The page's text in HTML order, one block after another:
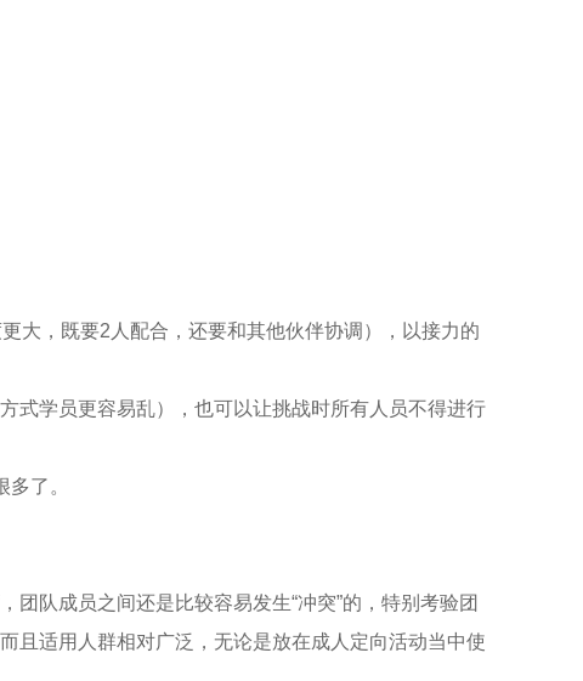
大，既要2人配合，还要和其他伙伴协调），以接力的
式学员更容易乱），也可以让挑战时所有人员不得进行
了。
队成员之间还是比较容易发生“冲突”的，特别考验团
且适用人群相对广泛，无论是放在成人定向活动当中使